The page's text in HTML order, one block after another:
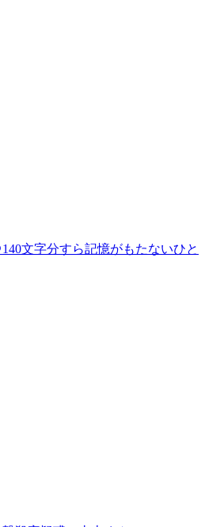
文字分すら記憶がもたないひと